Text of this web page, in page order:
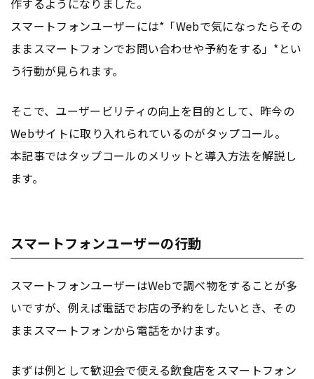
作するようになりました。
スマートフォンユーザーには*「Webで気になったらその
ままスマートフォンでお問い合わせや予約をする」*とい
う行動が見られます。
そこで、ユーザービリティの向上を目的として、昨今の
Webサイトに取り入れられているのがタップコール。
本記事ではタップコールのメリットと導入方法を解説し
ます。
スマートフォンユーザーの行動
スマートフォンユーザーはWebで調べ物をすることが多
いですが、例えば電話でお店の予約をしたいとき、その
ままスマートフォンから電話をかけます。
まずは例として歓迎会で使える飲食店をスマートフォン